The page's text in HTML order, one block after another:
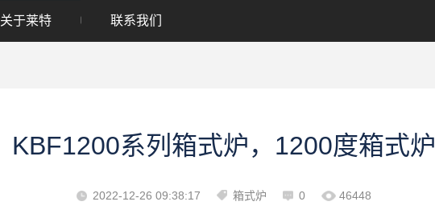
关于莱特 联系我们
KBF1200系列箱式炉，1200度箱式炉
2022-12-26 09:38:17 箱式炉 0 46448